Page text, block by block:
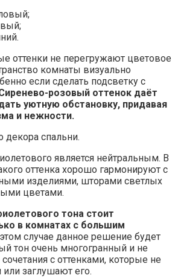
оттенки не перегружают цветовое
комнаты визуально
если сделать подсветку с
розовый оттенок даёт
уютную обстановку, придавая
и нежности.
является нейтральным. В
оттенка хорошо гармонируют с
изделиями, шторами светлых
цветами.
тона стоит
в комнатах с большим
случае данное решение будет
тон очень многогранный и не
с оттенками, которые не
заглушают его.